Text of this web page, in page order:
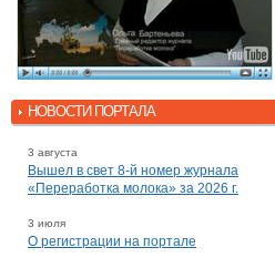
НОВОСТИ ПОРТАЛА
3 августа
Вышел в свет 8-й номер журнала
«Переработка молока» за 2026 г.
3 июля
О регистрации на портале